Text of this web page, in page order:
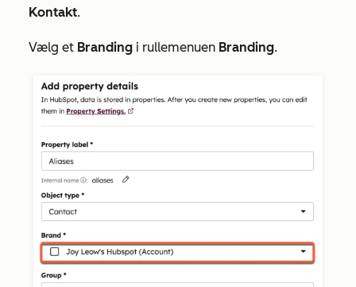
Kontakt.
Vælg et Branding i rullemenuen Branding.